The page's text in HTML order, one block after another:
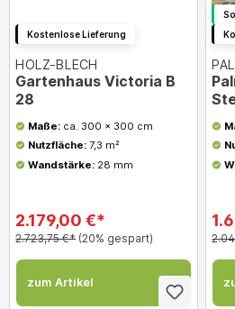
Kostenlose Lieferung
HOLZ-BLECH
Gartenhaus Victoria B
28
Maße: ca. 300 x 300 cm
Nutzfläche: 7,3 m²
Wandstärke: 28 mm
2.179,00 €*
2.723,75 €* (20% gespart)
zum Artikel